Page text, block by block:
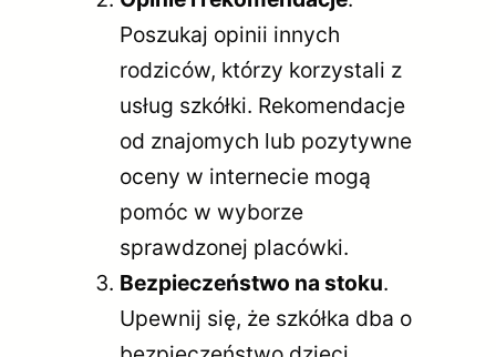
Poszukaj opinii innych
rodziców, którzy korzystali z
usług szkółki. Rekomendacje
od znajomych lub pozytywne
oceny w internecie mogą
pomóc w wyborze
sprawdzonej placówki.
Bezpieczeństwo na stoku.
Upewnij się, że szkółka dba o